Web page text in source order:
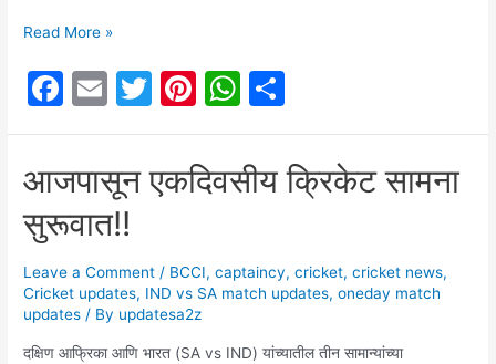
वर्ल्ड
कप
मॅच
आले
आहेत?
(Which
players
have
been
selected
भारत
पाकिस्तान
आमने
सामने!!
Read More »
F
a
e
b
o
o
k
E
m
l
T
w
er
Pi
nt
er
e
W
h
at
s
p
p
h
ar
e
आजपासून एकदिवसीय क्रिकेट सामना
सुरूवात!!
Leave a Comment / BCCI,captaincy,cricket,cricket news,
Cricket updates, IND vs SA match updates,oneday match
updates / By updatesa2z
दक्षिण आफ्रिका आणि भारत (SA vs IND) यांच्यातील तीन सामान्यांच्या